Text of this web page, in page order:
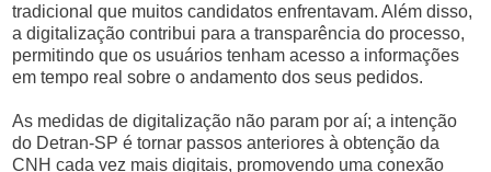
tradicional que muitos candidatos enfrentavam. Além disso,
a digitalização contribui para a transparência do processo,
permitindo que os usuários tenham acesso a informações
em tempo real sobre o andamento dos seus pedidos.
As medidas de digitalização não param por aí; a intenção
do Detran-SP é tornar passos anteriores à obtenção da
CNH cada vez mais digitais, promovendo uma conexão